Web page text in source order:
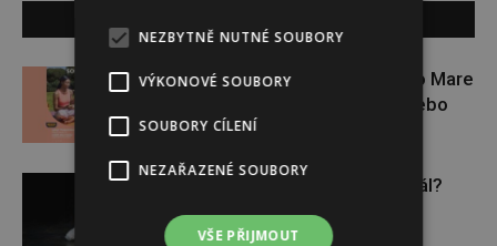
Zapojte se do letní soutěže s Rio Mare
a vyhrajte iWatch Series 11 nebo
Budou se vraždit malé děti dál?
NEZBYTNĚ NUTNÉ SOUBORY
VÝKONOVÉ SOUBORY
SOUBORY CÍLENÍ
NEZAŘAZENÉ SOUBORY
VŠE PŘIJMOUT